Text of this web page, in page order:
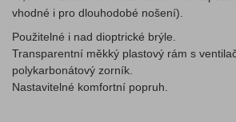
vhodné i pro dlouhodobé nošení).
Použitelné i nad dioptrické brýle.
Transparentní měkký plastový rám s
polykarbonátový zorník.
Nastavitelné komfortní popruh.